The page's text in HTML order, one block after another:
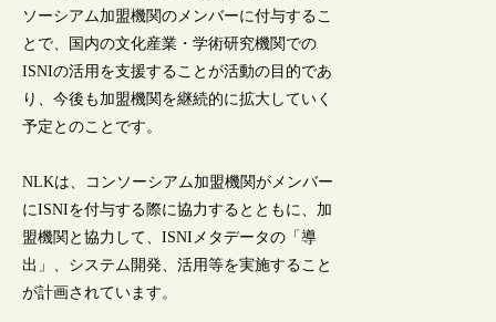
ソーシアム加盟機関のメンバーに付与するこ
とで、国内の文化産業・学術研究機関での
ISNIの活用を支援することが活動の目的であ
り、今後も加盟機関を継続的に拡大していく
予定とのことです。
NLKは、コンソーシアム加盟機関がメンバー
にISNIを付与する際に協力するとともに、加
盟機関と協力して、ISNIメタデータの「導
出」、システム開発、活用等を実施すること
が計画されています。